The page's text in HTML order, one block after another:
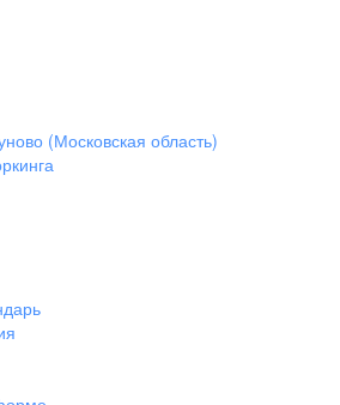
(Московская область)